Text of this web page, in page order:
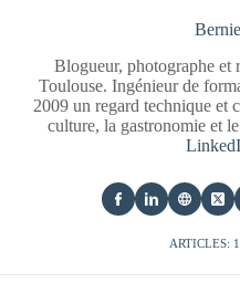
Bernie
Blogueur, photographe et
Toulouse. Ingénieur de
2009 un regard technique et
culture, la gastronomie et
ARTICLES: